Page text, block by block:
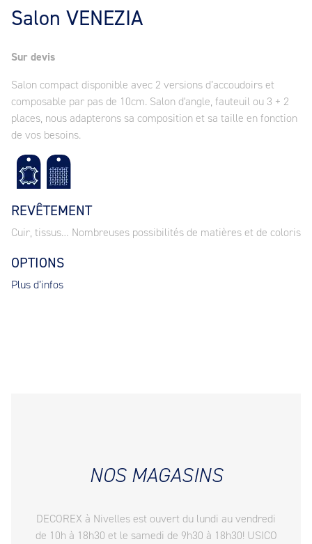
Salon VENEZIA
Sur devis
Salon compact disponible avec 2 versions d’accoudoirs et
composable par pas de 10cm. Salon d'angle, fauteuil ou 3 + 2
places, nous adapterons sa composition et sa taille en fonction
de vos besoins.
REVÊTEMENT
Cuir, tissus… Nombreuses possibilités de matières et de coloris
OPTIONS
Plus d’infos
NOS MAGASINS
DECOREX à Nivelles est ouvert du lundi au vendredi
de 10h à 18h30 et le samedi de 9h30 à 18h30! USICO